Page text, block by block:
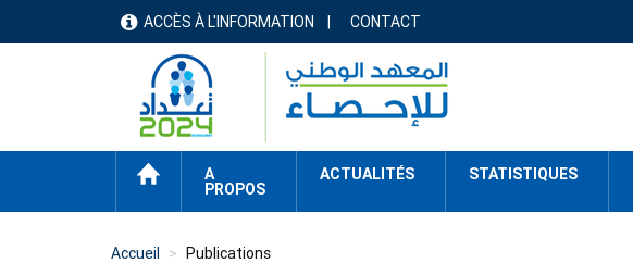
menu
header
ACCÈS À L'INFORMATION CONTACT
ACCUEIL
A
PROPOS
ACTUALITÉS STATISTIQUES
Accueil Publications